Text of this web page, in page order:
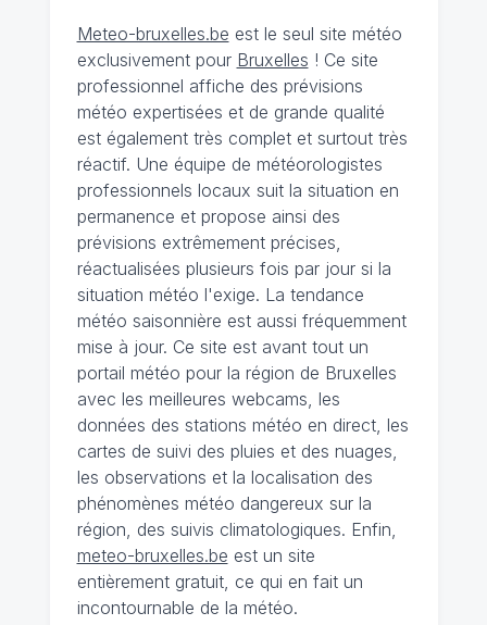
Meteo-bruxelles.be est le seul site météo
exclusivement pour Bruxelles ! Ce site
professionnel affiche des prévisions
météo expertisées et de grande qualité
est également très complet et surtout très
réactif. Une équipe de météorologistes
professionnels locaux suit la situation en
permanence et propose ainsi des
prévisions extrêmement précises,
réactualisées plusieurs fois par jour si la
situation météo l'exige. La tendance
météo saisonnière est aussi fréquemment
mise à jour. Ce site est avant tout un
portail météo pour la région de Bruxelles
avec les meilleures webcams, les
données des stations météo en direct, les
cartes de suivi des pluies et des nuages,
les observations et la localisation des
phénomènes météo dangereux sur la
région, des suivis climatologiques. Enfin,
meteo-bruxelles.be est un site
entièrement gratuit, ce qui en fait un
incontournable de la météo.